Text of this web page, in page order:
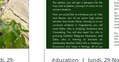
29- éducation | lundi, 29-